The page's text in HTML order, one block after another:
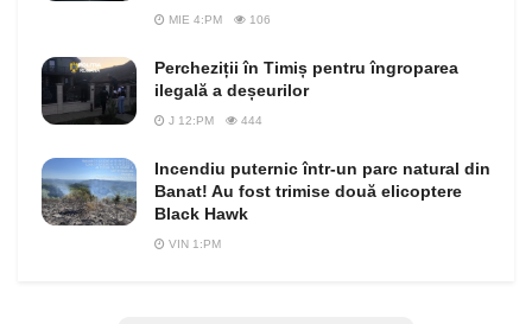
MIE 4:PM 106
Percheziții în Timiș pentru îngroparea
ilegală a deșeurilor
J 12:PM 444
Incendiu puternic într-un parc natural din
Banat! Au fost trimise două elicoptere
Black Hawk
VIN 1:PM